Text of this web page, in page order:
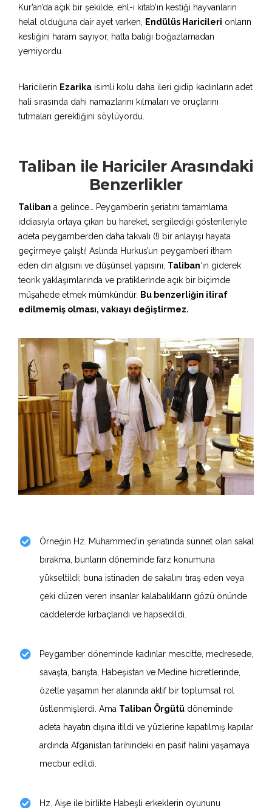
Kur’an’da açık bir şekilde, ehl-i kitab’ın kestiği hayvanların
helal olduğuna dair ayet varken,
Endülüs Haricileri onların
kestiğini haram sayıyor, hatta balığı boğazlamadan
yemiyordu.
Haricilerin Ezarika isimli kolu daha ileri gidip kadınların adet
hali sırasında dahi namazlarını kılmaları ve oruçlarını
tutmaları gerektiğini söylüyordu.
Taliban ile Hariciler Arasındaki
Benzerlikler
Taliban a gelince… Peygamberin şeriatını tamamlama
iddiasıyla ortaya çıkan bu hareket, sergilediği gösterileriyle
adeta peygamberden daha takvalı (!) bir anlayışı hayata
geçirmeye çalıştı! Aslında Hurkus’un peygamberi itham
eden din algısını ve düşünsel yapısını, Taliban‘ın giderek
teorik yaklaşımlarında ve pratiklerinde açık bir biçimde
müşahede etmek mümkündür. Bu benzerliğin itiraf
edilmemiş olması, vakıayı değiştirmez.
Örneğin Hz. Muhammed’in şeriatında sünnet olan sakal
bırakma, bunların döneminde farz konumuna
yükseltildi; buna istinaden de sakalını tıraş eden veya
çeki düzen veren insanlar kalabalıkların gözü önünde
caddelerde kırbaçlandı ve hapsedildi.
Peygamber döneminde kadınlar mescitte, medresede,
savaşta, barışta, Habeşistan ve Medine hicretlerinde,
özetle yaşamın her alanında aktif bir toplumsal rol
üstlenmişlerdi. Ama Taliban Örgütü döneminde
adeta hayatın dışına itildi ve yüzlerine kapatılmış kapılar
ardında Afganistan tarihindeki en pasif halini yaşamaya
mecbur edildi.
Hz. Aişe ile birlikte Habeşli erkeklerin oyununu